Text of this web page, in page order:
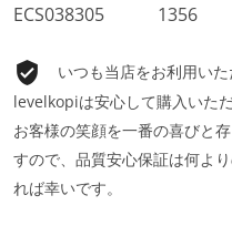
ECS038305
1356
いつも当店をお利用い
levelkopiは安心して購入いた
お客様の笑顔を一番の喜びと
すので、品質安心保証は何よ
れば幸いです。